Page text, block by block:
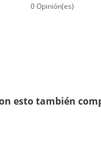
0 Opinión(es)
esto también